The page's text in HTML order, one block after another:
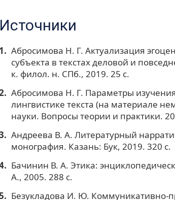
Источники
Абросимова Н. Г. Актуализация
субъекта в текстах деловой и
к. филол. н. СПб., 2019. 25 с.
Абросимова Н. Г. Параметры
лингвистике текста (на материале
науки. Вопросы теории и практики.
Андреева В. А. Литературный
монография. Казань: Бук, 2019. 320 с.
Бачинин В. А. Этика:
А., 2005. 288 с.
Безукладова И. Ю. Коммуникативно-